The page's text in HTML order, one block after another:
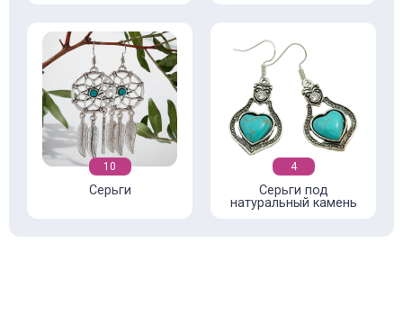
10
Серьги
4
Серьги под
натуральный камень